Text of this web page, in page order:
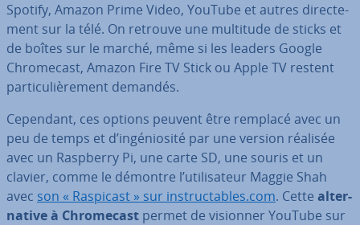
Spotify, Amazon Prime Video, YouTube et autres di­rec­te­
ment sur la télé. On retrouve une multitude de sticks et
de boîtes sur le marché, même si les leaders Google
Chro­me­cast, Amazon Fire TV Stick ou Apple TV restent
par­ti­cu­liè­re­ment demandés.
Cependant, ces options peuvent être remplacé avec un
peu de temps et d’in­gé­nio­sité par une version réalisée
avec un Raspberry Pi, une carte SD, une souris et un
clavier, comme le démontre l’uti­li­sa­teur Maggie Shah
avec son « Raspicast » sur ins­truc­tables.com. Cette al­ter­
na­tive à Chro­me­cast permet de visionner YouTube sur